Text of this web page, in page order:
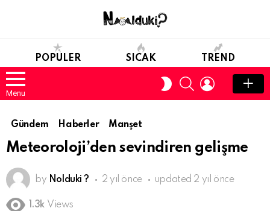
POPULER SICAK TREND
Menu
SWITCH
SKIN
SEARCHLOGIN
Gündem Haberler Manşet
Meteoroloji’den sevindiren gelişme
by Nolduki ? 2 yıl önce updated 2 yıl önce
1.3k Views